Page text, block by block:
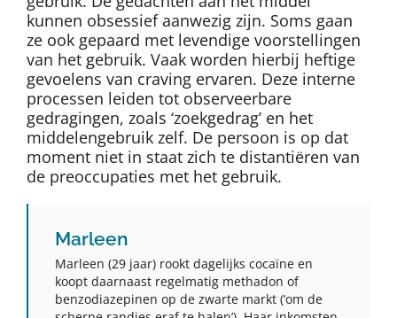
kunnen obsessief aanwezig zijn. Soms gaan
ze ook gepaard met levendige voorstellingen
van het gebruik. Vaak worden hierbij heftige
gevoelens van craving ervaren. Deze interne
processen leiden tot observeerbare
gedragingen, zoals ‘zoekgedrag’ en het
middelengebruik zelf. De persoon is op dat
moment niet in staat zich te distantiëren van
de preoccupaties met het gebruik.
Marleen
Marleen (29 jaar) rookt dagelijks cocaïne en
koopt daarnaast regelmatig methadon of
benzodiazepinen op de zwarte markt (‘om de